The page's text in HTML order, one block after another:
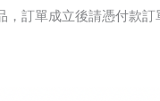
，訂單成立後請憑付款